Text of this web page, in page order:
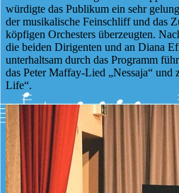
würdigte das Publikum ein sehr
der musikalische Feinschliff und das
köpfigen Orchesters überzeugten.
die beiden Dirigenten und an Diana
unterhaltsam durch das Programm
das Peter Maffay-Lied „Nessaja“ und
Life“.